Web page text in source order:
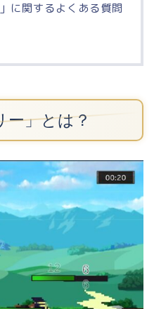
に関するよくある質問
ー」とは？